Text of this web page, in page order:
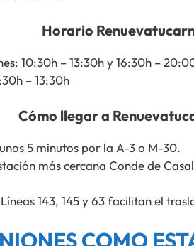
Horario
10:30h – 13:30h y 16:30h –
– 13:30h
Cómo llegar a
5 minutos por la A-3 o M-30.
más cercana Conde de
Líneas 143, 145 y 63 facilitan el
COMO